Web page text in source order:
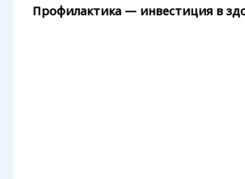
Профилактика — инвестиция в